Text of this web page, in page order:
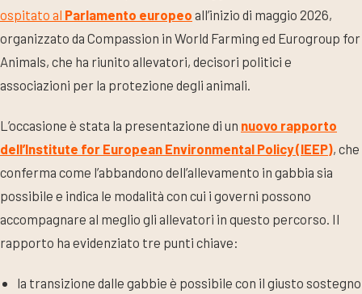
ospitato al Parlamento europeo all’inizio di maggio 2026,
organizzato da Compassion in World Farming ed Eurogroup for
Animals, che ha riunito allevatori, decisori politici e
associazioni per la protezione degli animali.
L’occasione è stata la presentazione di un nuovo rapporto
dell’Institute for European Environmental Policy (IEEP), che
conferma come l’abbandono dell’allevamento in gabbia sia
possibile e indica le modalità con cui i governi possono
accompagnare al meglio gli allevatori in questo percorso. Il
rapporto ha evidenziato tre punti chiave:
la transizione dalle gabbie è possibile con il giusto sostegno